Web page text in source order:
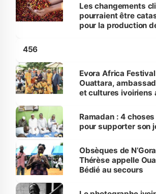
Les changements
pourraient être
pour la production
456
Evora Africa
Ouattara,
et cultures ivoiriens
Ramadan : 4
pour supporter son
Obsèques de
Thérèse appelle
Bédié au secours